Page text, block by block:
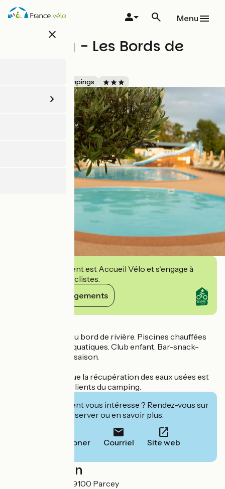
Aller
au
close
Menu
Camping - Les Bords de
Campings
Cet établissement est Accueil Vélo et s'engage à
accueillir des cyclistes.
Voir ses engagements
Camping familial au bord de rivière. Piscines chauffées
avec toboggans aquatiques. Club enfant. Bar-snack-
épicerie en haute saison.
La vidange ainsi que la récupération des eaux usées est
gratuite pour les clients du camping.
Cet établissement vous intéresse ? Rendez-vous sur
leur site pour réserver ou en savoir plus.
Téléphoner Courriel Site web
Localisation
rue du Camping 39100 Parcey